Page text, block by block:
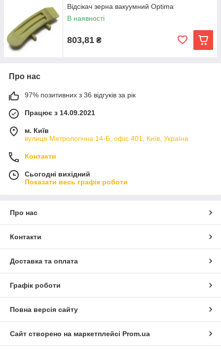
Відсікач зерна вакуумний Optima
В наявності
803,81 ₴
Про нас
97% позитивних з 36 відгуків за рік
Працює з 14.09.2021
м. Київ
вулиця Метрологічна 14-Б, офіс 401, Київ, Україна
Контакти
Сьогодні вихідний
Показати весь графік роботи
Про нас
Контакти
Доставка та оплата
Графік роботи
Повна версія сайту
Сайт створено на маркетплейсі Prom.ua